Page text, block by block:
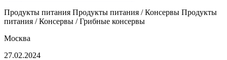
Продукты питания Продукты питания / Консервы Продукты
питания / Консервы / Грибные консервы
Москва
27.02.2024